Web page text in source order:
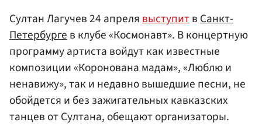
Султан Лагучев 24 апрелявыступитвСанкт-
Петербургев клубе «Космонавт». В концертную
программу артиста войдут как известные
композиции «Коронована мадам», «Люблю и
ненавижу», так и недавно вышедшие песни, не
обойдется и без зажигательных кавказских
танцев от Султана, обещают организаторы.